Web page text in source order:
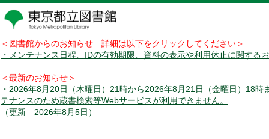
＜図書館からのお知らせ 詳細は以下をクリックしてください＞
・メンテナンス日程、IDの有効期限、資料の表示や利用休止に関する
＜最新のお知らせ＞
・2026年8月20日（木曜日）21時から2026年8月21日（金曜日）18時
テナンスのため蔵書検索等Webサービスが利用できません。
（更新 2026年8月5日）